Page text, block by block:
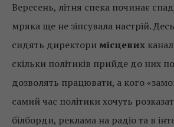
Вересень, літня спека починає
мряка ще не зіпсувала настрій.
сидять директори місцевих
скільки політиків прийде до них
дозволять працювати, а кого
самий час політики хочуть
білборди, реклама на радіо та в